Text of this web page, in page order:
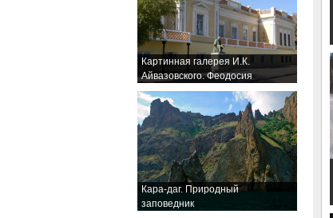
Картинная галерея И.К.
Айвазовского. Феодосия
Кара-даг. Природный
заповедник